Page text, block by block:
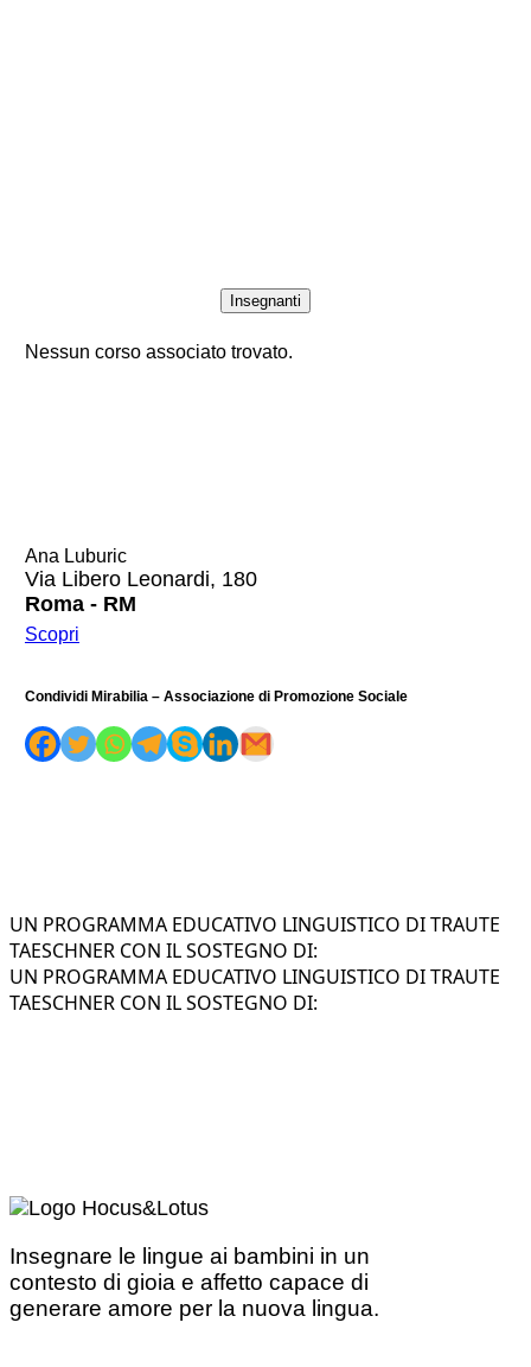
Insegnanti
Nessun corso associato trovato.
Ana Luburic
Via Libero Leonardi, 180
Roma - RM
Scopri
Condividi Mirabilia – Associazione di Promozione Sociale
UN PROGRAMMA EDUCATIVO LINGUISTICO DI TRAUTE
TAESCHNER CON IL SOSTEGNO DI:
UN PROGRAMMA EDUCATIVO LINGUISTICO DI TRAUTE
TAESCHNER CON IL SOSTEGNO DI:
Insegnare le lingue ai bambini in un
contesto di gioia e affetto capace di
generare amore per la nuova lingua.